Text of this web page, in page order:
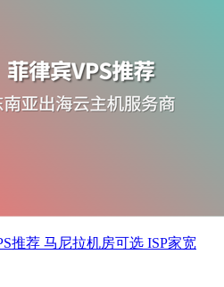
推荐 马尼拉机房可选 ISP家宽